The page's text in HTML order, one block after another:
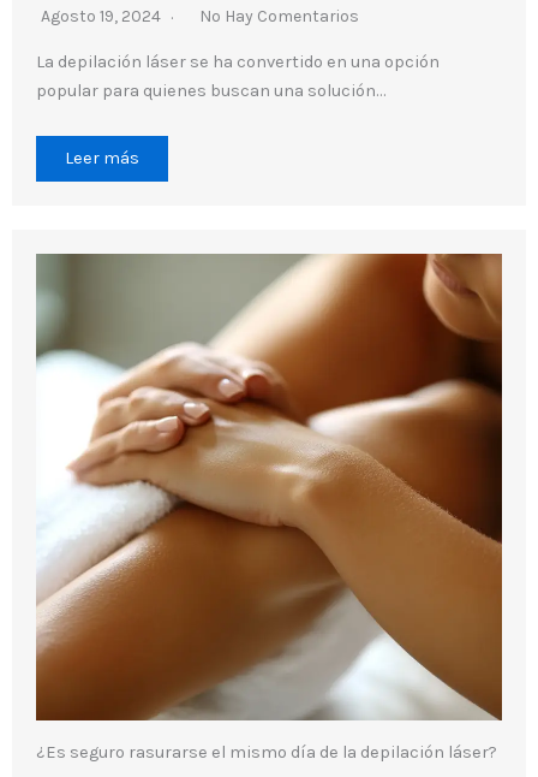
Agosto 19, 2024 No Hay Comentarios
La depilación láser se ha convertido en una opción
popular para quienes buscan una solución…
Leer más
¿Es seguro rasurarse el mismo día de la depilación láser?